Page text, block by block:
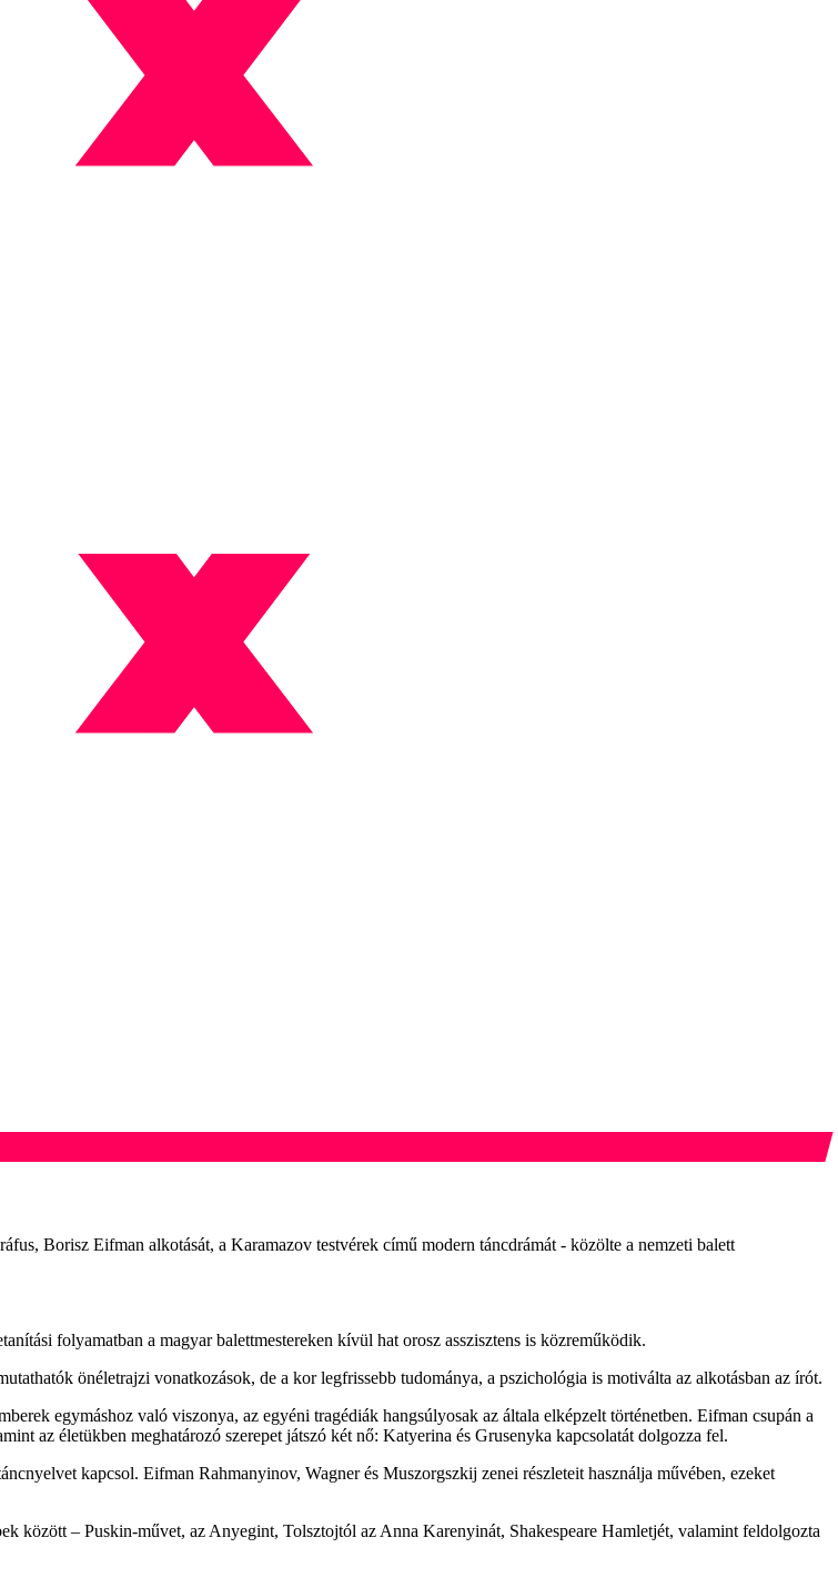
Borisz Eifman alkotását, a Karamazov testvérek című modern táncdrámát - közölte a nemzeti balett
folyamatban a magyar balettmestereken kívül hat orosz asszisztens is közreműködik.
önéletrajzi vonatkozások, de a kor legfrissebb tudománya, a pszichológia is motiválta az alkotásban az írót.
egymáshoz való viszonya, az egyéni tragédiák hangsúlyosak az általa elképzelt történetben. Eifman csupán a
az életükben meghatározó szerepet játszó két nő: Katyerina és Grusenyka kapcsolatát dolgozza fel.
kapcsol. Eifman Rahmanyinov, Wagner és Muszorgszkij zenei részleteit használja művében, ezeket
között – Puskin-művet, az Anyegint, Tolsztojtól az Anna Karenyinát, Shakespeare Hamletjét, valamint feldolgozta